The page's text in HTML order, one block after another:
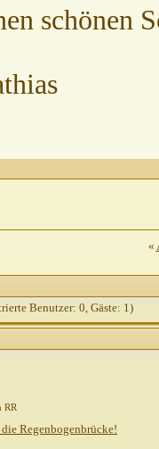
schönen
«
Benutzer: 0, Gäste: 1)
RR
Regenbogenbrücke!